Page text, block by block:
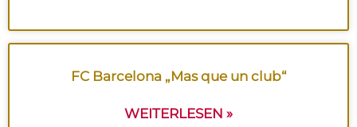
FC Barcelona „Mas que un club“
WEITERLESEN »